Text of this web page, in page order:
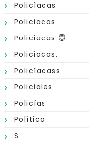
Policìacas
Policiacas .
Policiacas 😇
Policiacas.
Policíacass
Policiales
Policías
Política
S